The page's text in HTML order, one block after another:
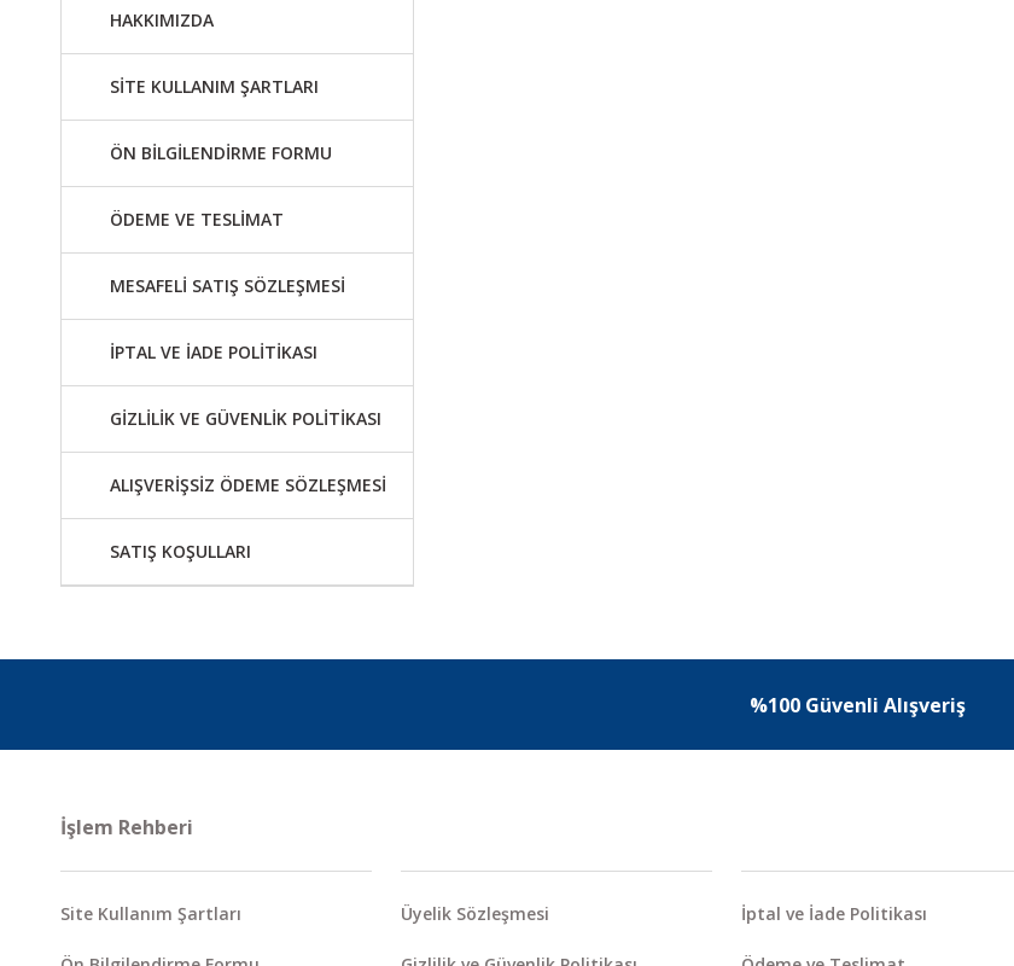
HAKKIMIZDA
SİTE KULLANIM ŞARTLARI
ÖN BİLGİLENDİRME FORMU
ÖDEME VE TESLİMAT
MESAFELİ SATIŞ SÖZLEŞMESİ
İPTAL VE İADE POLİTİKASI
GİZLİLİK VE GÜVENLİK POLİTİKASI
ALIŞVERİŞSİZ ÖDEME SÖZLEŞMESİ
SATIŞ KOŞULLARI
%100 Güvenli Alışveriş
İşlem Rehberi
Site Kullanım Şartları Üyelik Sözleşmesi İptal ve İade Politikası